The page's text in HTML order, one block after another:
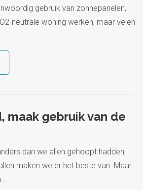
gebruik van zonnepanelen,
neutrale woning werken, maar velen
maak gebruik van de
dan we allen gehoopt hadden,
maken we er het beste van. Maar
…